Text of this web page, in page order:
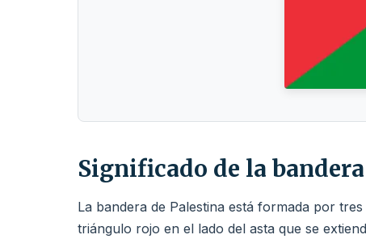
Significado de la
La bandera de Palestina está formada por
triángulo rojo en el lado del asta que se